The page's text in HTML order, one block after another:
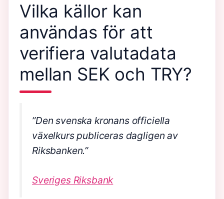
Vilka källor kan
användas för att
verifiera valutadata
mellan SEK och TRY?
”Den svenska kronans officiella
växelkurs publiceras dagligen av
Riksbanken.”
Sveriges Riksbank